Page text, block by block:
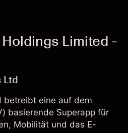
Limited -
Ltd
betreibt eine auf dem
basierende Superapp für
Mobilität und das E-